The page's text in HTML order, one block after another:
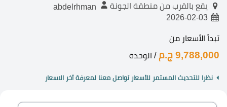
يقع بالقرب من منطقة الجونة
2026-02-03
تبدأ الأسعار من
9,788,000 ج.م / الوحدة
نظرا للتحديث المستمر للأسعار تواصل معنا لمعرفة آخر الاسعار